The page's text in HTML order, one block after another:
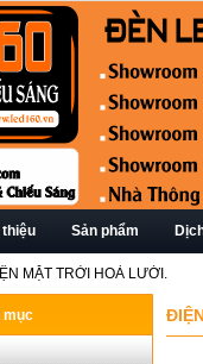
Sản phẩm
MẶT TRỜI HOÀ LƯỚI.
mục